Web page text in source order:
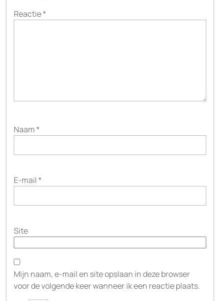
Reactie*
Naam*
E-mail*
Site
Mijn naam, e-mail en site opslaan in deze browser
voor de volgende keer wanneer ik een reactie plaats.